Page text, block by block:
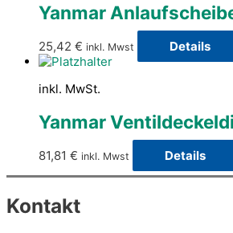
Yanmar
25,42 € inkl. Mwst Details
inkl. MwSt.
Yanmar
81,81 € inkl. Mwst Details
Kontakt